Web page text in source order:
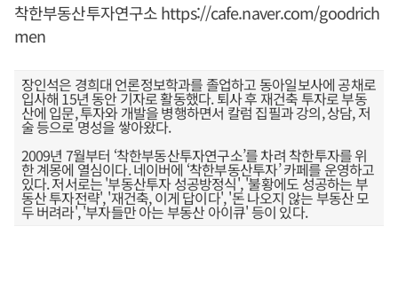
착한부동산투자연구소https://cafe.naver.com/goodrich
men
장인석은 경희대 언론정보학과를 졸업하고 동아일보사에 공채로
입사해 15년 동안 기자로 활동했다. 퇴사 후 재건축 투자로 부동
산에 입문, 투자와 개발을 병행하면서 칼럼 집필과 강의, 상담, 저
술 등으로 명성을 쌓아왔다.
2009년 7월부터 ‘착한부동산투자연구소’를 차려 착한투자를 위
한 계몽에 열심이다. 네이버에 ‘착한부동산투자’ 카페를 운영하고
있다. 저서로는 '부동산투자 성공방정식', '불황에도 성공하는 부
동산 투자전략', '재건축, 이게 답이다', '돈 나오지 않는 부동산 모
두 버려라', '부자들만 아는 부동산 아이큐' 등이 있다.